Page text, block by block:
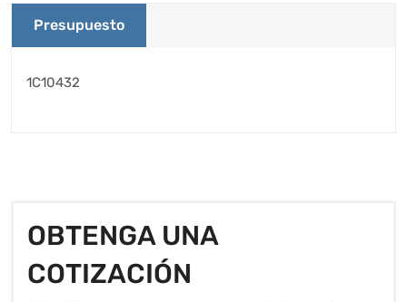
Presupuesto
1C10432
OBTENGA UNA
COTIZACIÓN